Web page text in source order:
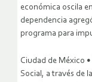
económica oscila
dependencia
programa para
Ciudad de México
Social, a través de